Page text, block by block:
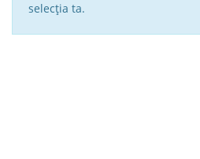
selecția ta.